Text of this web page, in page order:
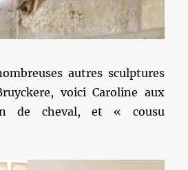
autres sculptures
voici Caroline aux
de cheval, et « cousu